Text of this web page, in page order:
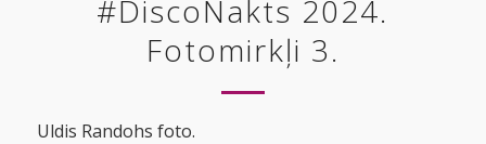
#DiscoNakts 2024.
Fotomirkļi 3.
Uldis Randohs foto.